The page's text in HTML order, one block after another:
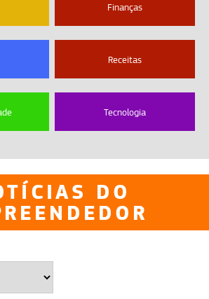
Finanças
Receitas
Tecnologia
DO